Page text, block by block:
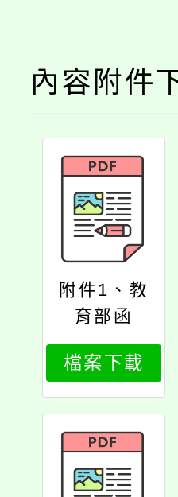
內容附件
附件1、教
育部函
檔案下載